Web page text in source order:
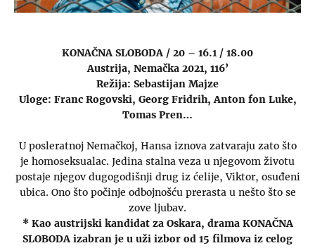
KONAČNA SLOBODA / 20 – 16.1 / 18.00
Austrija, Nemačka 2021, 116’
Režija: Sebastijan Majze
Uloge: Franc Rogovski, Georg Fridrih, Anton fon Luke,
Tomas Pren…
U posleratnoj Nemačkoj, Hansa iznova zatvaraju zato što
je homoseksualac. Jedina stalna veza u njegovom životu
postaje njegov dugogodišnji drug iz ćelije, Viktor, osuđeni
ubica. Ono što počinje odbojnošću prerasta u nešto što se
zove ljubav.
* Kao austrijski kandidat za Oskara, drama KONAČNA
SLOBODA izabran je u uži izbor od 15 filmova iz celog